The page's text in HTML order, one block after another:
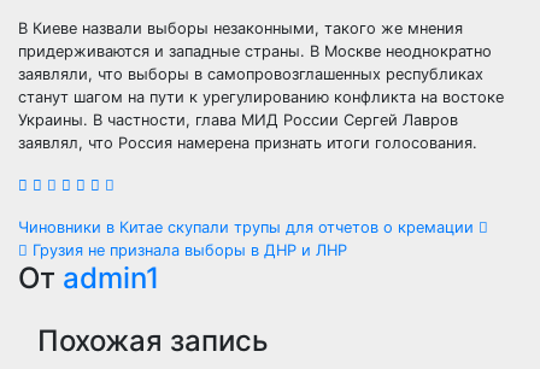
В Киеве назвали выборы незаконными, такого же мнения
придерживаются и западные страны. В Москве неоднократно
заявляли, что выборы в самопровозглашенных республиках
станут шагом на пути к урегулированию конфликта на востоке
Украины. В частности, глава МИД России Сергей Лавров
заявлял, что Россия намерена признать итоги голосования.
Навигация
по
записям
Чиновники в Китае скупали трупы для отчетов о кремации
Грузия не признала выборы в ДНР и ЛНР
От admin1
Похожая запись